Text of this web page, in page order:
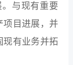
与现有重要
项目进展，并
现有业务并拓